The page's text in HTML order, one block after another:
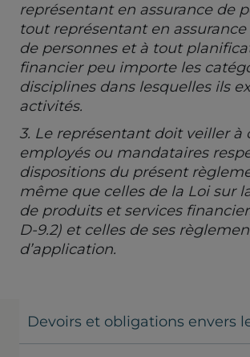
représentant en assurance de
tout représentant en
de personnes et à tout
financier peu importe les
disciplines dans lesquelles ils
activités.
3. Le représentant doit veiller à
employés ou mandataires
dispositions du présent
même que celles de la Loi sur
de produits et services
D-9.2) et celles de ses
d’application.
Devoirs et obligations envers